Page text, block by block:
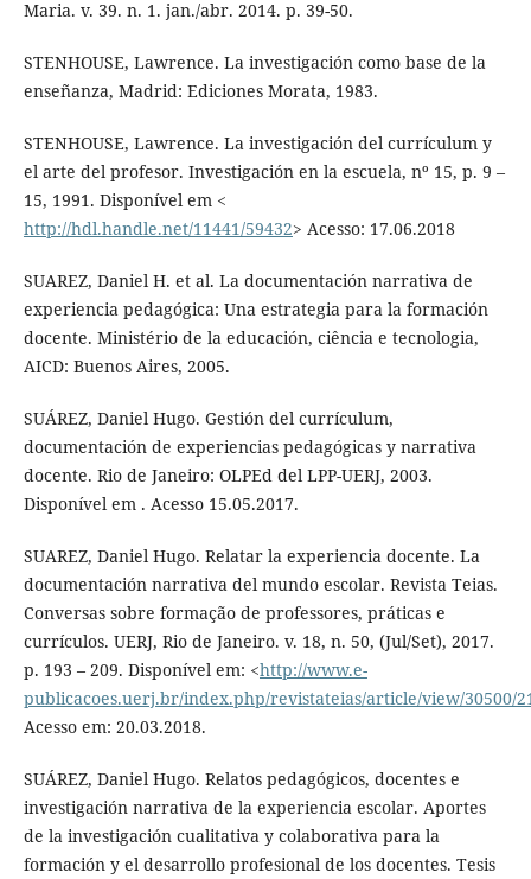
Maria. v. 39. n. 1. jan./abr. 2014. p. 39-50.
STENHOUSE, Lawrence. La investigación como base de la
enseñanza, Madrid: Ediciones Morata, 1983.
STENHOUSE, Lawrence. La investigación del currículum y
el arte del profesor. Investigación en la escuela, nº 15, p. 9 –
15, 1991. Disponível em <
http://hdl.handle.net/11441/59432> Acesso: 17.06.2018
SUAREZ, Daniel H. et al. La documentación narrativa de
experiencia pedagógica: Una estrategia para la formación
docente. Ministério de la educación, ciência e tecnologia,
AICD: Buenos Aires, 2005.
SUÁREZ, Daniel Hugo. Gestión del currículum,
documentación de experiencias pedagógicas y narrativa
docente. Rio de Janeiro: OLPEd del LPP-UERJ, 2003.
Disponível em . Acesso 15.05.2017.
SUAREZ, Daniel Hugo. Relatar la experiencia docente. La
documentación narrativa del mundo escolar. Revista Teias.
Conversas sobre formação de professores, práticas e
currículos. UERJ, Rio de Janeiro. v. 18, n. 50, (Jul/Set), 2017.
p. 193 – 209. Disponível em: <http://www.e-
publicacoes.uerj.br/index.php/revistateias/article/view/30500/
Acesso em: 20.03.2018.
SUÁREZ, Daniel Hugo. Relatos pedagógicos, docentes e
investigación narrativa de la experiencia escolar. Aportes
de la investigación cualitativa y colaborativa para la
formación y el desarrollo profesional de los docentes. Tesis